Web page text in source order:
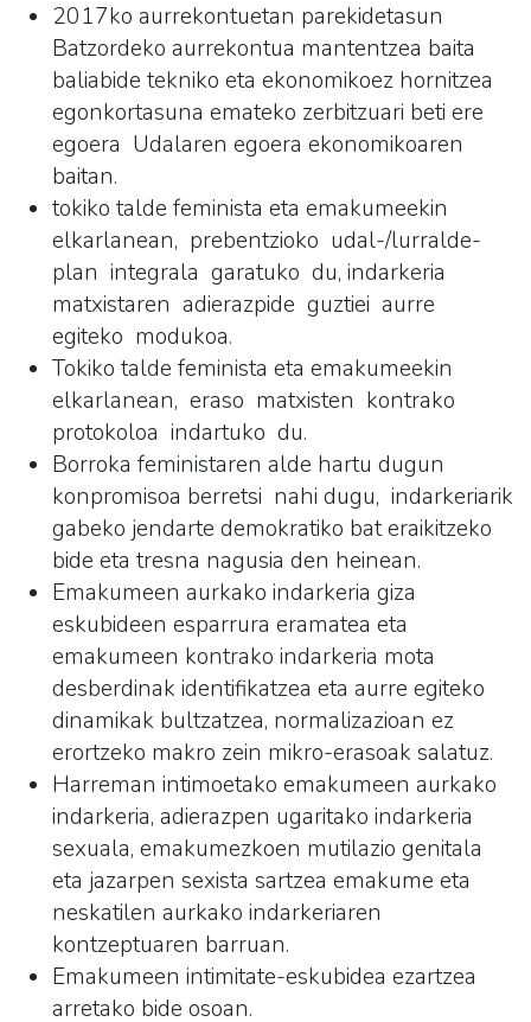
2017ko aurrekontuetan parekidetasun
Batzordeko aurrekontua mantentzea baita
baliabide tekniko eta ekonomikoez hornitzea
egonkortasuna emateko zerbitzuari beti ere
egoera Udalaren egoera ekonomikoaren
baitan.
tokiko talde feminista eta emakumeekin
elkarlanean, prebentzioko udal-/lurralde-
plan integrala garatuko du, indarkeria
matxistaren adierazpide guztiei aurre
egiteko modukoa.
Tokiko talde feminista eta emakumeekin
elkarlanean, eraso matxisten kontrako
protokoloa indartuko du.
Borroka feministaren alde hartu dugun
konpromisoa berretsi nahi dugu, indarkeriarik
gabeko jendarte demokratiko bat eraikitzeko
bide eta tresna nagusia den heinean.
Emakumeen aurkako indarkeria giza
eskubideen esparrura eramatea eta
emakumeen kontrako indarkeria mota
desberdinak identifikatzea eta aurre egiteko
dinamikak bultzatzea, normalizazioan ez
erortzeko makro zein mikro-erasoak salatuz.
Harreman intimoetako emakumeen aurkako
indarkeria, adierazpen ugaritako indarkeria
sexuala, emakumezkoen mutilazio genitala
eta jazarpen sexista sartzea emakume eta
neskatilen aurkako indarkeriaren
kontzeptuaren barruan.
Emakumeen intimitate-eskubidea ezartzea
arretako bide osoan.